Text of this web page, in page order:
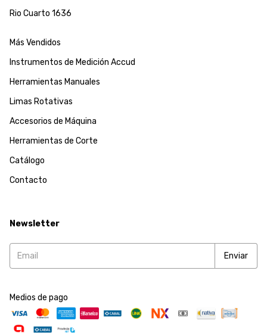
Rio Cuarto 1636
Más Vendidos
Instrumentos de Medición Accud
Herramientas Manuales
Limas Rotativas
Accesorios de Máquina
Herramientas de Corte
Catálogo
Contacto
Newsletter
Medios de pago